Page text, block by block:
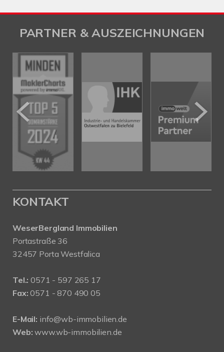
PARTNER & AUSZEICHNUNGEN
KONTAKT
WeserBergland Immobilien
Portastraße 36
32457 Porta Westfalica
Tel.: 0571 - 597 265 17
Fax: 0571 - 870 490 05
E-Mail: info@wb-immobilien.de
Web: www.wb-immobilien.de